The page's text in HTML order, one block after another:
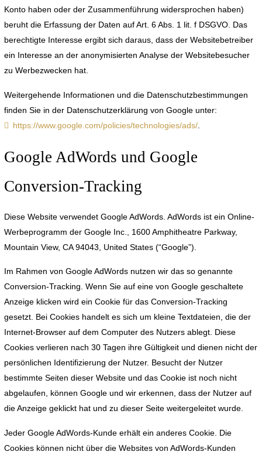
Konto haben oder der Zusammenführung widersprochen haben)
beruht die Erfassung der Daten auf Art. 6 Abs. 1 lit. f DSGVO. Das
berechtigte Interesse ergibt sich daraus, dass der Websitebetreiber
ein Interesse an der anonymisierten Analyse der Websitebesucher
zu Werbezwecken hat.
Weitergehende Informationen und die Datenschutzbestimmungen
finden Sie in der Datenschutzerklärung von Google unter:
https://www.google.com/policies/technologies/ads/
Google AdWords und Google
Conversion-Tracking
Diese Website verwendet Google AdWords. AdWords ist ein Online-
Werbeprogramm der Google Inc., 1600 Amphitheatre Parkway,
Mountain View, CA 94043, United States (“Google”).
Im Rahmen von Google AdWords nutzen wir das so genannte
Conversion-Tracking. Wenn Sie auf eine von Google geschaltete
Anzeige klicken wird ein Cookie für das Conversion-Tracking
gesetzt. Bei Cookies handelt es sich um kleine Textdateien, die der
Internet-Browser auf dem Computer des Nutzers ablegt. Diese
Cookies verlieren nach 30 Tagen ihre Gültigkeit und dienen nicht der
persönlichen Identifizierung der Nutzer. Besucht der Nutzer
bestimmte Seiten dieser Website und das Cookie ist noch nicht
abgelaufen, können Google und wir erkennen, dass der Nutzer auf
die Anzeige geklickt hat und zu dieser Seite weitergeleitet wurde.
Jeder Google AdWords-Kunde erhält ein anderes Cookie. Die
Cookies können nicht über die Websites von AdWords-Kunden